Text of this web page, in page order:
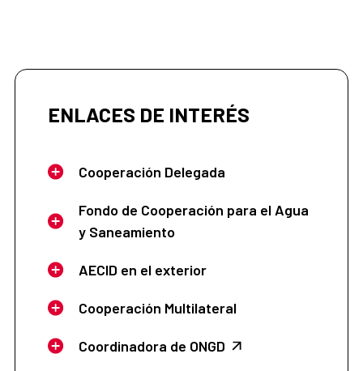
ENLACES DE INTERÉS
Cooperación Delegada
Fondo de Cooperación para el Agua
y Saneamiento
AECID en el exterior
Cooperación Multilateral
Coordinadora de ONGD